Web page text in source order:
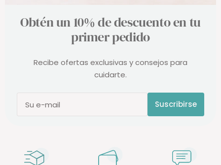
Obtén un 10% de descuento en tu
primer pedido
Recibe ofertas exclusivas y consejos para
cuidarte.
Su e-mail Suscribirse